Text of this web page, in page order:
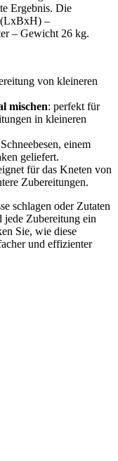
Ergebnis. Die
(LxBxH) –
– Gewicht 26 kg.
von kleineren
mischen: perfekt für
in kleineren
einem
geliefert.
für das Kneten von
Zubereitungen.
schlagen oder Zutaten
jede Zubereitung ein
Sie, wie diese
und effizienter